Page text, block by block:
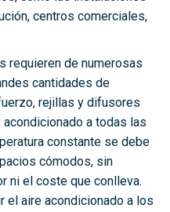
centros comerciales,
requieren de numerosas
cantidades de
rejillas y difusores
a todas las
constante se debe
cómodos, sin
ni el coste que conlleva.
el aire acondicionado a los